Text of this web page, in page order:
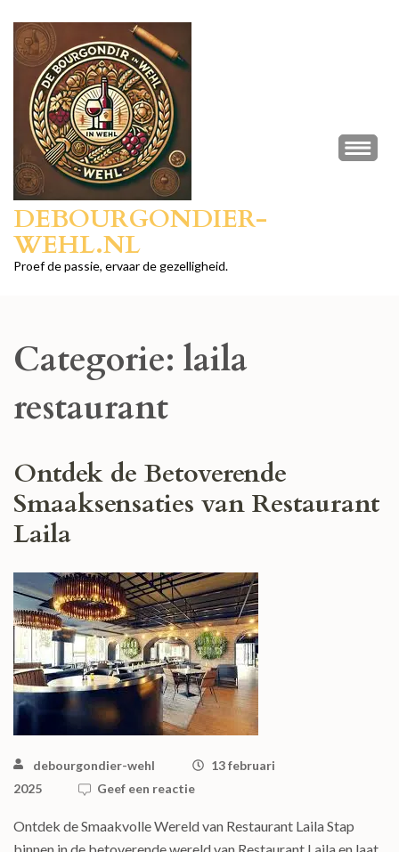
naar
inhoud
Enter)
DEBOURGONDIER-
WEHL.NL
Proef de passie, ervaar de gezelligheid.
Categorie: laila
restaurant
Ontdek de Betoverende
Smaaksensaties van Restaurant
Laila
debourgondier-wehl
13 februari
2025
Geef een reactie
Ontdek de Smaakvolle Wereld van Restaurant Laila Stap